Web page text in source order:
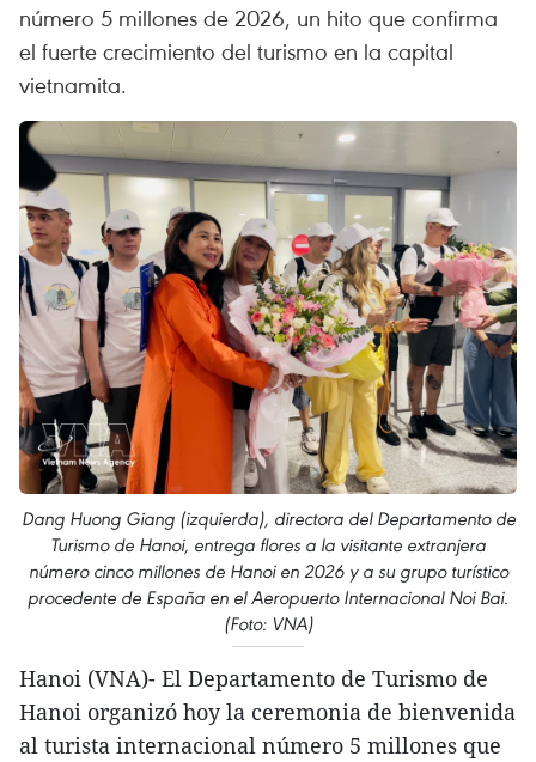
número 5 millones de 2026, un hito que confirma
el fuerte crecimiento del turismo en la capital
vietnamita.
Dang Huong Giang (izquierda), directora del Departamento de
Turismo de Hanoi, entrega flores a la visitante extranjera
número cinco millones de Hanoi en 2026 y a su grupo turístico
procedente de España en el Aeropuerto Internacional Noi Bai.
(Foto: VNA)
Hanoi (VNA)- El Departamento de Turismo de
Hanoi organizó hoy la ceremonia de bienvenida
al turista internacional número 5 millones que